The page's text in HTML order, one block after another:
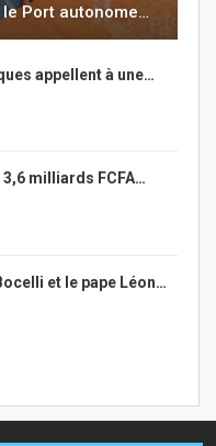
Port autonome…
appellent à une…
milliards FCFA…
et le pape Léon…